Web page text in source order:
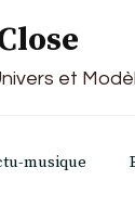
et
musique